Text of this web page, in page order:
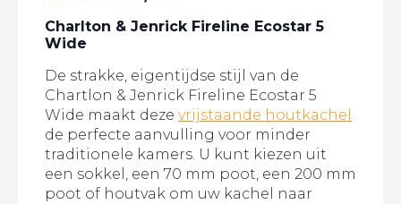
Charlton & Jenrick Fireline Ecostar 5
Wide
De strakke, eigentijdse stijl van de
Chartlon & Jenrick Fireline Ecostar 5
Wide maakt deze vrijstaande houtkachel
de perfecte aanvulling voor minder
traditionele kamers. U kunt kiezen uit
een sokkel, een 70 mm poot, een 200 mm
poot of houtvak om uw kachel naar